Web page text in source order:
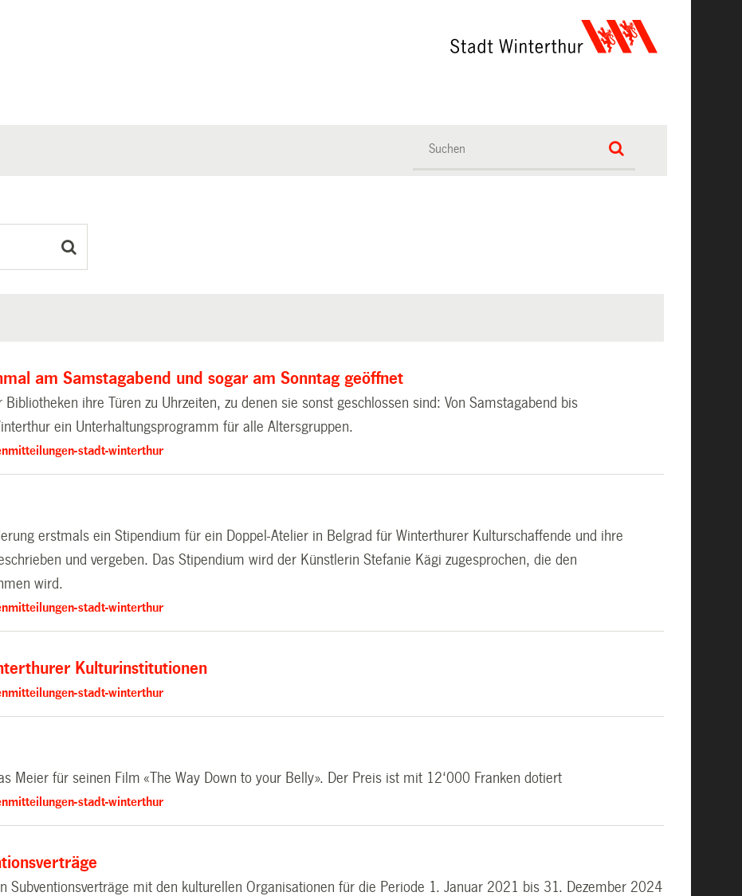
am Samstagabend und sogar am Sonntag geöffnet
ihre Türen zu Uhrzeiten, zu denen sie sonst geschlossen sind: Von Samstagabend bis
ein Unterhaltungsprogramm für alle Altersgruppen.
stadt-winterthur
erstmals ein Stipendium für ein Doppel-Atelier in Belgrad für Winterthurer Kulturschaffende und ihre
und vergeben. Das Stipendium wird der Künstlerin Stefanie Kägi zugesprochen, die den
wird.
stadt-winterthur
Kulturinstitutionen
stadt-winterthur
Meier für seinen Film «The Way Down to your Belly». Der Preis ist mit 12‘000 Franken dotiert
stadt-winterthur
Subventionsverträge mit den kulturellen Organisationen für die Periode 1. Januar 2021 bis 31. Dezember 2024